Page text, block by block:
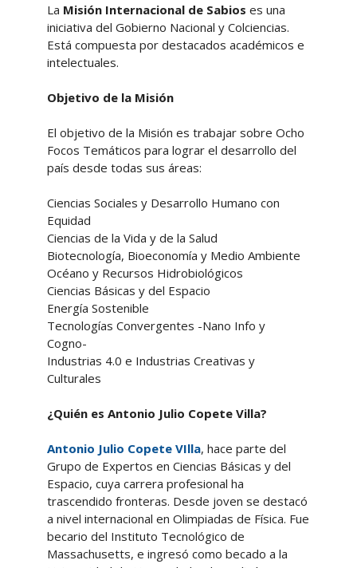
La Misión Internacional de Sabios es una
iniciativa del Gobierno Nacional y Colciencias.
Está compuesta por destacados académicos e
intelectuales.
Objetivo de la Misión
El objetivo de la Misión es trabajar sobre Ocho
Focos Temáticos para lograr el desarrollo del
país desde todas sus áreas:
Ciencias Sociales y Desarrollo Humano con
Equidad
Ciencias de la Vida y de la Salud
Biotecnología, Bioeconomía y Medio Ambiente
Océano y Recursos Hidrobiológicos
Ciencias Básicas y del Espacio
Energía Sostenible
Tecnologías Convergentes -Nano Info y
Cogno-
Industrias 4.0 e Industrias Creativas y
Culturales
¿Quién es Antonio Julio Copete Villa?
Antonio Julio Copete VIlla, hace parte del
Grupo de Expertos en Ciencias Básicas y del
Espacio, cuya carrera profesional ha
trascendido fronteras. Desde joven se destacó
a nivel internacional en Olimpiadas de Física. Fue
becario del Instituto Tecnológico de
Massachusetts, e ingresó como becado a la